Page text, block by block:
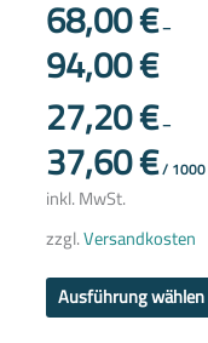
68,00€–
94,00€
27,20€–
37,60€/1000
inkl. MwSt.
zzgl.Versandkosten
Ausführung wählen